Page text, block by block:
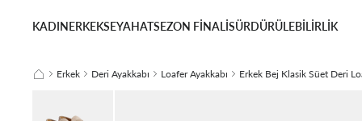
KADINERKEKSEYAHATSEZON FİNALİSÜRDÜRÜLEBİLİRLİK
Erkek Deri Ayakkabı Loafer Ayakkabı Erkek Bej Klasik Süet Deri